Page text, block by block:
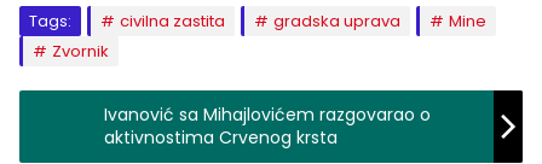
Tags: civilna zastita gradska uprava
Mine
Zvornik
Ivanović sa Mihajlovićem razgovarao o
aktivnostima Crvenog krsta